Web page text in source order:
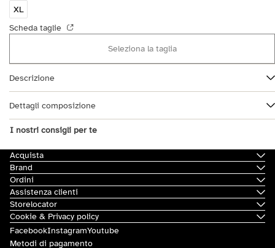
XL
Scheda taglie
Seleziona la taglia
Descrizione
Dettagli composizione
I nostri consigli per te
Acquista
Brand
Ordini
Assistenza clienti
Storelocator
Cookie & Privacy policy
FacebookInstagramYoutube
Metodi di pagamento